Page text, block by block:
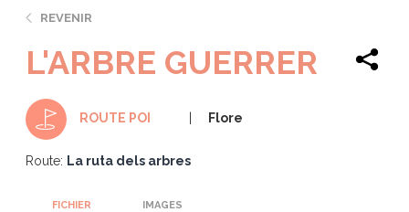
REVENIR
L'ARBRE GUERRER
ROUTE POI Flore
Route: La ruta dels arbres
FICHIER IMAGES